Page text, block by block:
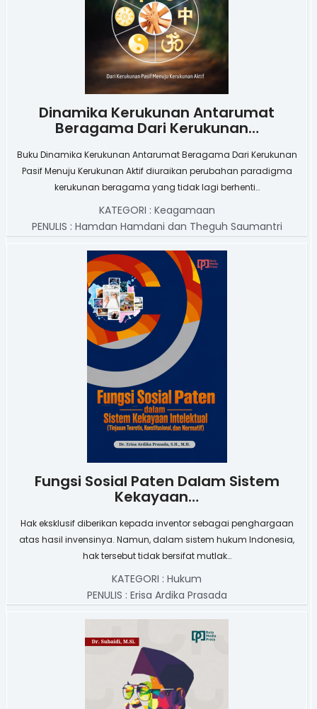
Dinamika Kerukunan Antarumat
Beragama Dari Kerukunan…
Buku Dinamika Kerukunan Antarumat Beragama Dari Kerukunan
Pasif Menuju Kerukunan Aktif diuraikan perubahan paradigma
kerukunan beragama yang tidak lagi berhenti…
KATEGORI : Keagamaan
PENULIS : Hamdan Hamdani dan Theguh Saumantri
Fungsi Sosial Paten Dalam Sistem
Kekayaan…
Hak eksklusif diberikan kepada inventor sebagai penghargaan
atas hasil invensinya. Namun, dalam sistem hukum Indonesia,
hak tersebut tidak bersifat mutlak…
KATEGORI : Hukum
PENULIS : Erisa Ardika Prasada